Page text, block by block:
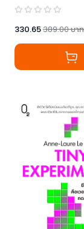
330.65389.00บาท